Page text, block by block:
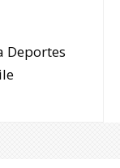
Deportes